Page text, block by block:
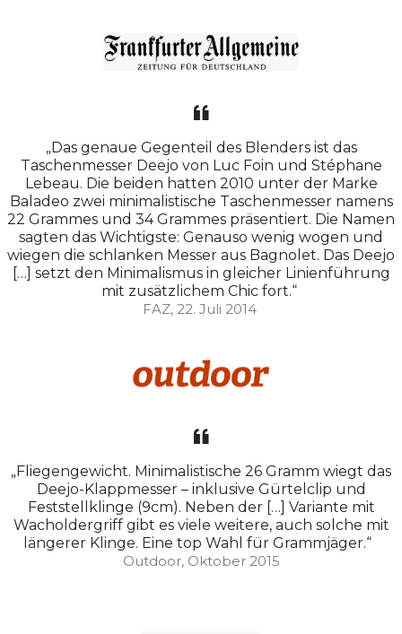
„Das genaue Gegenteil des Blenders ist das
Taschenmesser Deejo von Luc Foin und Stéphane
Lebeau. Die beiden hatten 2010 unter der Marke
Baladeo zwei minimalistische Taschenmesser namens
22 Grammes und 34 Grammes präsentiert. Die Namen
sagten das Wichtigste: Genauso wenig wogen und
wiegen die schlanken Messer aus Bagnolet. Das Deejo
[…] setzt den Minimalismus in gleicher Linienführung
mit zusätzlichem Chic fort.“
FAZ, 22. Juli 2014
„Fliegengewicht. Minimalistische 26 Gramm wiegt das
Deejo-Klappmesser – inklusive Gürtelclip und
Feststellklinge (9cm). Neben der […] Variante mit
Wacholdergriff gibt es viele weitere, auch solche mit
längerer Klinge. Eine top Wahl für Grammjäger.“
Outdoor, Oktober 2015